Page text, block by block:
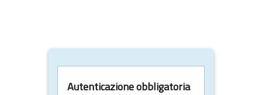
Autenticazione obbligatoria